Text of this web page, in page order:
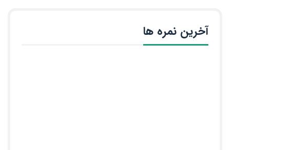
آخرین نمره ها